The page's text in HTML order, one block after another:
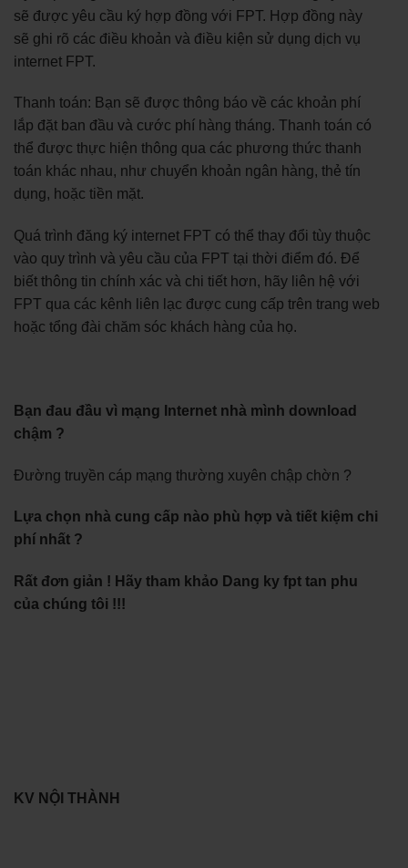
sẽ được yêu cầu ký hợp đồng với FPT. Hợp đồng này
sẽ ghi rõ các điều khoản và điều kiện sử dụng dịch vụ
internet FPT.
Thanh toán: Bạn sẽ được thông báo về các khoản phí
lắp đặt ban đầu và cước phí hàng tháng. Thanh toán có
thể được thực hiện thông qua các phương thức thanh
toán khác nhau, như chuyển khoản ngân hàng, thẻ tín
dụng, hoặc tiền mặt.
Quá trình đăng ký internet FPT có thể thay đổi tùy thuộc
vào quy trình và yêu cầu của FPT tại thời điểm đó. Để
biết thông tin chính xác và chi tiết hơn, hãy liên hệ với
FPT qua các kênh liên lạc được cung cấp trên trang web
hoặc tổng đài chăm sóc khách hàng của họ.
Bạn đau đầu vì mạng Internet nhà mình download
chậm ?
Đường truyền cáp mạng thường xuyên chập chờn ?
Lựa chọn nhà cung cấp nào phù hợp và tiết kiệm chi
phí nhất ?
Rất đơn giản ! Hãy tham khảo Dang ky fpt tan phu
của chúng tôi !!!
KV NỘI THÀNH